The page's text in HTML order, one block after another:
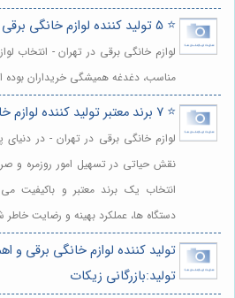
⭐️ 5 تولید کننده لوازم خانگی برقی با بهترین کیفیت و قیمت
لوازم خانگی برقی در تهران - انتخاب
مناسب، دغدغه همیشگی خریداران
⭐️ 7 برند معتبر تولید کننده لوازم خانگی برقی در بازار ایران
لوازم خانگی برقی در تهران - در دنیای
نقش حیاتی در تسهیل امور روزمره و
انتخاب یک برند معتبر و باکیفیت
دستگاه ها، عملکرد بهینه و رضایت
تولید کننده لوازم خانگی برقی و
تولید:بازرگانی زیکات